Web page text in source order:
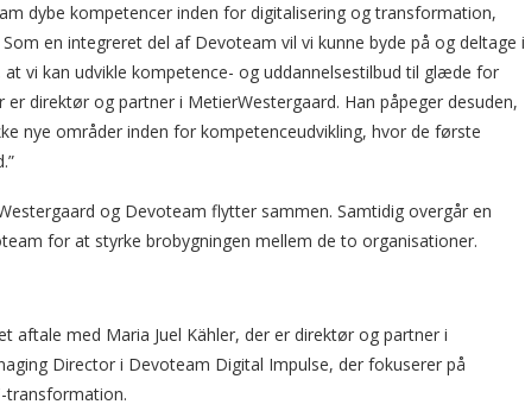
dybe kompetencer inden for digitalisering og transformation,
en integreret del af Devoteam vil vi kunne byde på og deltage i
vi kan udvikle kompetence- og uddannelsestilbud til glæde for
direktør og partner i MetierWestergaard. Han påpeger desuden,
nye områder inden for kompetenceudvikling, hvor de første
og Devoteam flytter sammen. Samtidig overgår en
for at styrke brobygningen mellem de to organisationer.
aftale med Maria Juel Kähler, der er direktør og partner i
Director i Devoteam Digital Impulse, der fokuserer på
transformation.